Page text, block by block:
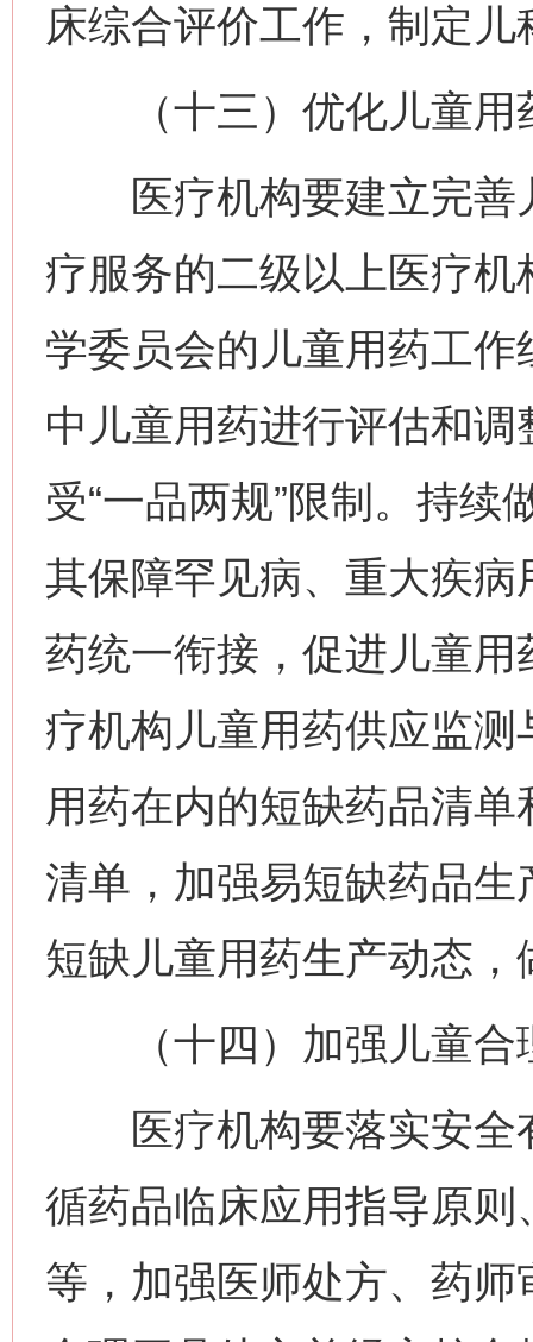
床综合评价工作，制定
（十三）优化儿童用
医疗机构要建立完善
疗服务的二级以上医疗
学委员会的儿童用药工
中儿童用药进行评估和
受“一品两规”限制。持
其保障罕见病、重大疾
药统一衔接，促进儿童
疗机构儿童用药供应监
用药在内的短缺药品清
清单，加强易短缺药品
短缺儿童用药生产动态，
（十四）加强儿童合
医疗机构要落实安全
循药品临床应用指导原
等，加强医师处方、药